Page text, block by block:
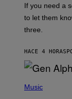
M
A
E
V
N
W
I
T
R
E
If you need a
to let them
three.
HACE 4 HORAS
P
Music